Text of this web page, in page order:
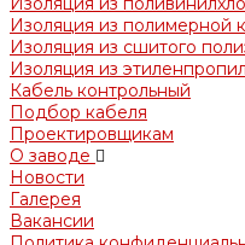
Изоляция из полимерной
Изоляция из сшитого
Изоляция из
Кабель контрольный
Подбор кабеля
Проектировщикам
О заводе
Новости
Галерея
Вакансии